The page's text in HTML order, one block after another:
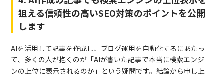
狙える信頼性の高いSEO対策のポイントを公開
します
AIを活用して記事を作成し、ブログ運用を自動化するにあたっ
て、多くの人が抱くのが「AIが書いた記事で本当に検索エンジ
ンの上位に表示されるのか」という疑問です。結論から申し上